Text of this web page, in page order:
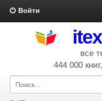
Войти
все
444 000